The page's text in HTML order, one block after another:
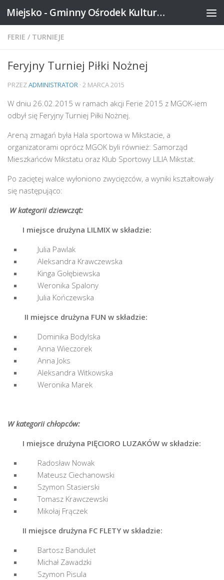
Skip to content Miejsko - Gminny Ośrodek Kultury w Mikstacie
FERIE / TURNIEJE
Feryjny Turniej Piłki Nożnej
PRZEZADMINISTRATOR · 2 MARCA 2015
W dniu 26.02.2015 w ramach akcji Ferie 2015 z MGOK-iem
odbył się Feryjny Turniej Piłki Nożnej.
Areną zmagań była Hala sportowa w Mikstacie, a
organizatorami oprócz MGOK byli również: Samorząd
Mieszkańców Mikstatu oraz Klub Sportowy LILIA Mikstat.
Po zaciętej walce wyłoniono zwycięzców, a wyniki kształtowały
się następująco:
W kategorii dziewcząt:
I miejsce drużyna LILMIX w składzie:
Julia Pawlak
Aleksandra Krawczewska
Kinga Gołębiewska
Weronika Spalony
Julia Kończewska
II miejsce drużyna FUN w składzie:
Dominika Bodylska
Anna Wieczorek
Anna Joks
Aleksandra Witkowska
Weronika Marek
W kategorii chłopców:
I miejsce drużyna PIĘCIORO LUZAKÓW w składzie:
Radosław Nowak
Mateusz Ciechanowski
Szymon Stasierski
Tomasz Krawczewski
Mikołaj Frączek
II miejsce drużyna FC FLETY w składzie:
Bartosz Bandulet
Michał Zawadzki
Szymon Pisula